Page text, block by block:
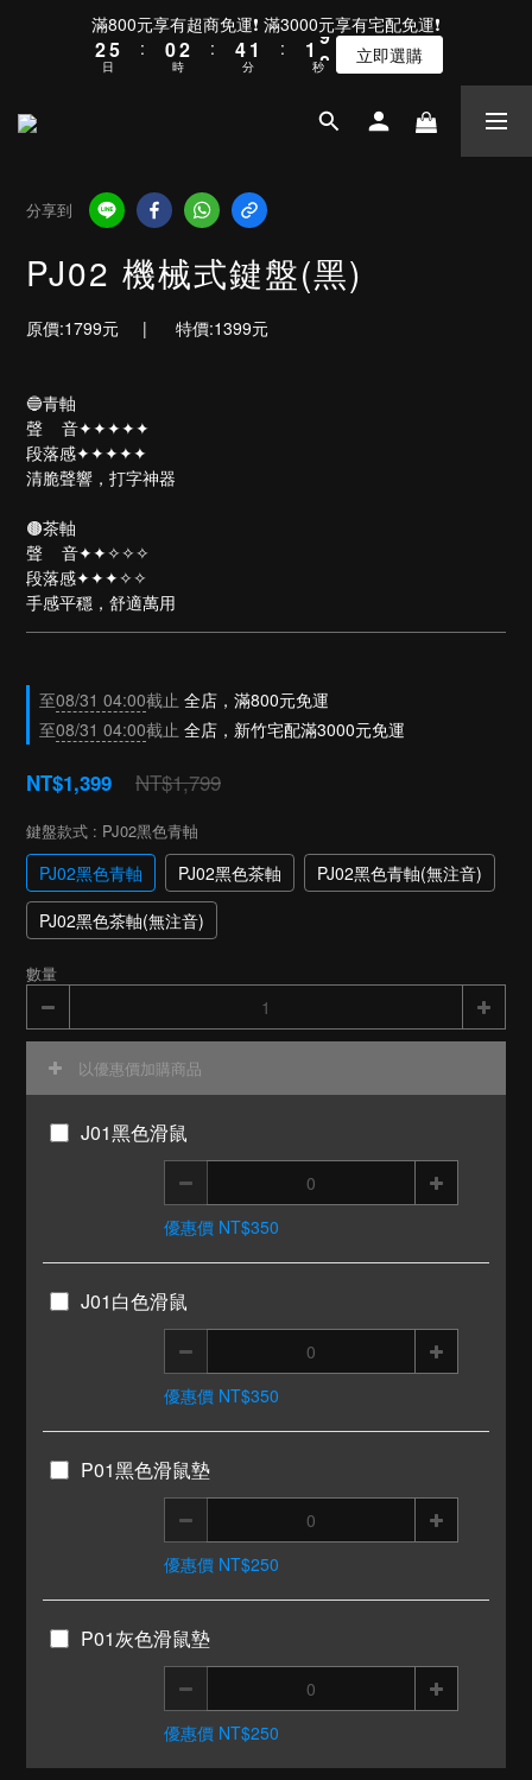
滿800元享有超商免運❗ 滿3000元享有宅配免運❗
3
2
1
6
5
4
日
:
1
0
3
2
1
時
:
5
4
3
2
1
0
分
:
2
1
0
8
7
5
秒 立即選購
分享到
PJ02 機械式鍵盤(黑)
原價:1799元     |      特價:1399元
🔵青軸
聲    音✦✦✦✦✦
段落感✦✦✦✦✦
清脆聲響，打字神器
🟤茶軸
聲    音✦✦✧✧✧
段落感✦✦✦✧✧
手感平穩，舒適萬用
至08/31 04:00截止 全店，滿800元免運
至08/31 04:00截止 全店，新竹宅配滿3000元免運
NT$1,799
NT$1,399
鍵盤款式 : PJ02黑色青軸
PJ02黑色青軸 PJ02黑色茶軸
PJ02黑色青軸(無注音)
PJ02黑色茶軸(無注音)
數量
以優惠價加購商品
J01黑色滑鼠
優惠價 NT$350
J01白色滑鼠
優惠價 NT$350
P01黑色滑鼠墊
優惠價 NT$250
P01灰色滑鼠墊
優惠價 NT$250